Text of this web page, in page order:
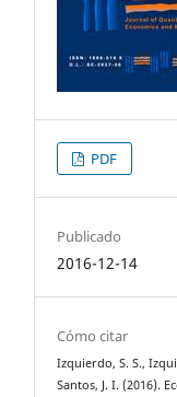
PDF
Publicado
2016-12-14
Cómo citar
Izquierdo, S. S.,
Santos, J. I. (2016).